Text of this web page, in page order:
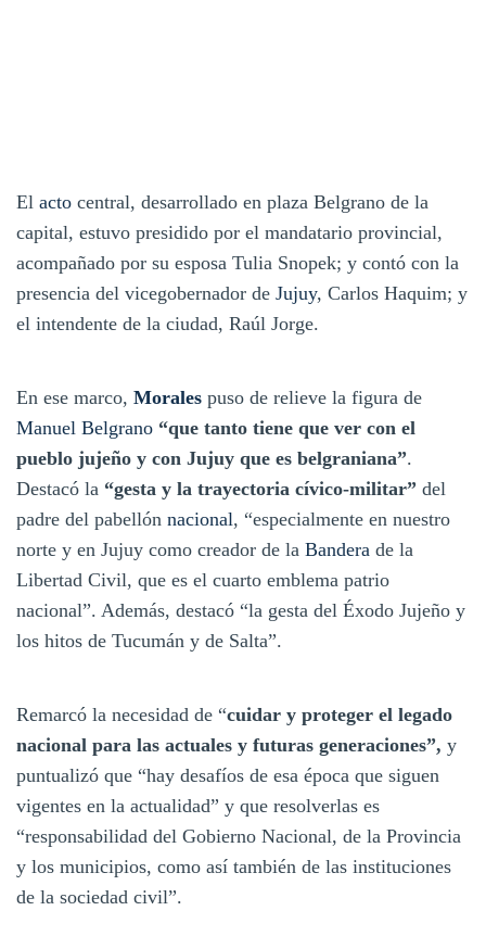
El acto central, desarrollado en plaza Belgrano de la
capital, estuvo presidido por el mandatario provincial,
acompañado por su esposa Tulia Snopek; y contó con la
presencia del vicegobernador de Jujuy, Carlos Haquim; y
el intendente de la ciudad, Raúl Jorge.
En ese marco, Morales puso de relieve la figura de
Manuel Belgrano “que tanto tiene que ver con el
pueblo jujeño y con Jujuy que es belgraniana”.
Destacó la “gesta y la trayectoria cívico-militar” del
padre del pabellón nacional, “especialmente en nuestro
norte y en Jujuy como creador de la Bandera de la
Libertad Civil, que es el cuarto emblema patrio
nacional”. Además, destacó “la gesta del Éxodo Jujeño y
los hitos de Tucumán y de Salta”.
Remarcó la necesidad de “cuidar y proteger el legado
nacional para las actuales y futuras generaciones”, y
puntualizó que “hay desafíos de esa época que siguen
vigentes en la actualidad” y que resolverlas es
“responsabilidad del Gobierno Nacional, de la Provincia
y los municipios, como así también de las instituciones
de la sociedad civil”.